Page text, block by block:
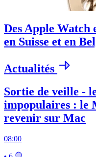
Des Apple Watch
en Suisse et en
Actualités
Sortie de veille -
impopulaires : le
revenir sur Mac
08:00